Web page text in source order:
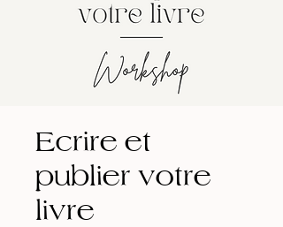
Ecrire et
publier votre
livre